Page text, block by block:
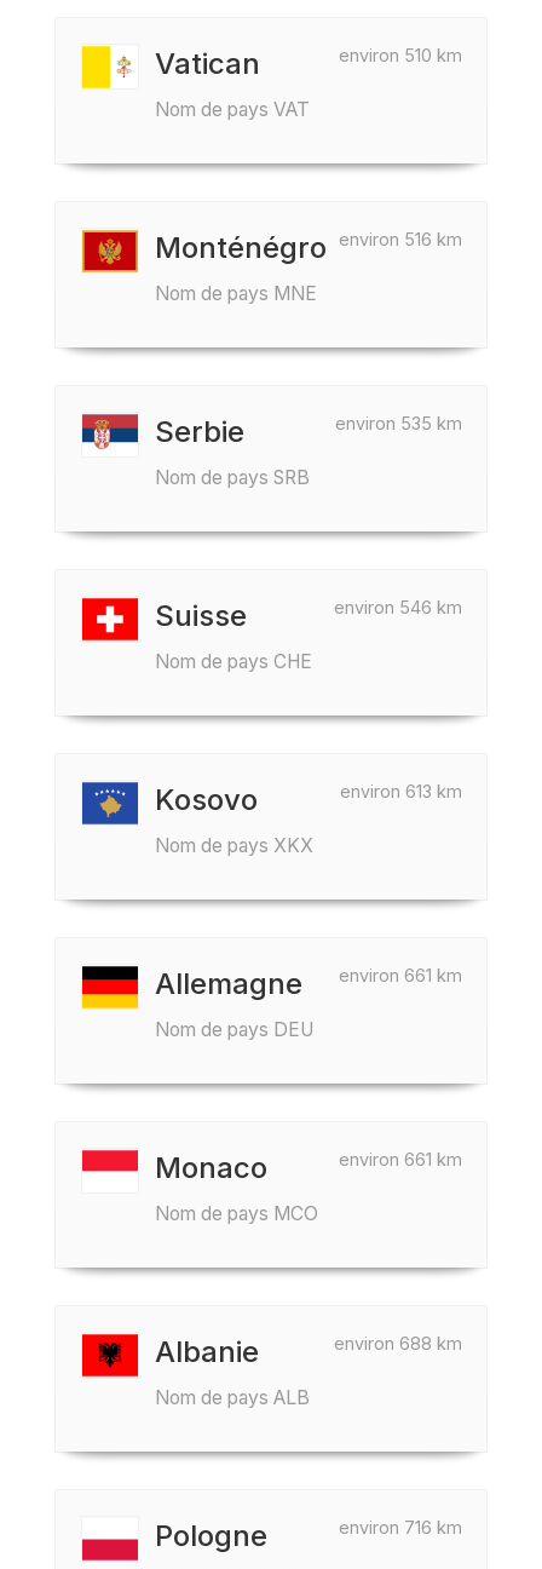
environ 510 km
Vatican
Nom de pays VAT
environ 516 km
Monténégro
Nom de pays MNE
environ 535 km
Serbie
Nom de pays SRB
environ 546 km
Suisse
Nom de pays CHE
environ 613 km
Kosovo
Nom de pays XKX
environ 661 km
Allemagne
Nom de pays DEU
environ 661 km
Monaco
Nom de pays MCO
environ 688 km
Albanie
Nom de pays ALB
environ 716 km
Pologne